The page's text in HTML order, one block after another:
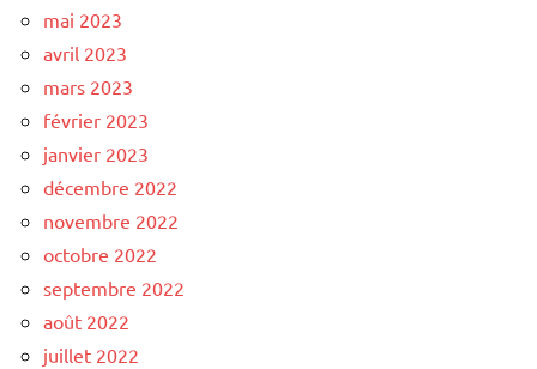
mai 2023
avril 2023
mars 2023
février 2023
janvier 2023
décembre 2022
novembre 2022
octobre 2022
septembre 2022
août 2022
juillet 2022